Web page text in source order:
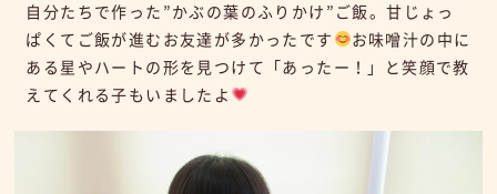
自分たちで作った”かぶの葉のふりかけ”ご飯。甘じょっ
ぱくてご飯が進むお友達が多かったです
お味噌汁の中に
ある星やハートの形を見つけて「あったー！」と笑顔で教
えてくれる子もいましたよ